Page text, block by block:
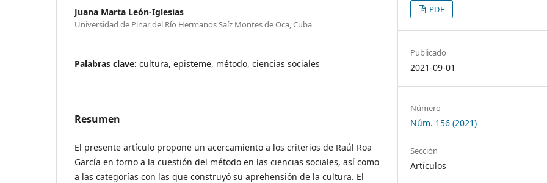
Juana Marta León-Iglesias
Universidad de Pinar del Río Hermanos Saíz Montes de Oca, Cuba
Palabras clave: cultura, episteme, método, ciencias sociales
Resumen
El presente artículo propone un acercamiento a los criterios de Raúl Roa
García en torno a la cuestión del método en las ciencias sociales, así como
a las categorías con las que construyó su aprehensión de la cultura. El
PDF
Publicado
2021-09-01
Número
Núm. 156 (2021)
Sección
Artículos